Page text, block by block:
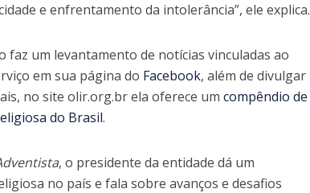
e enfrentamento da intolerância”, ele explica.
faz um levantamento de notícias vinculadas ao
em sua página do Facebook, além de divulgar
no site olir.org.br ela oferece um compêndio de
do Brasil.
, o presidente da entidade dá um
no país e fala sobre avanços e desafios